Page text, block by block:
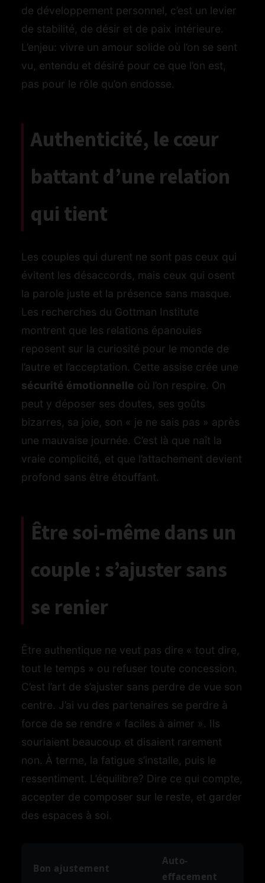
de développement personnel, c’est un levier
de stabilité, de désir et de paix intérieure.
L’enjeu: vivre un amour solide où l’on se sent
vu, entendu et désiré pour ce que l’on est,
pas pour le rôle qu’on endosse.
Authenticité, le cœur
battant d’une relation
qui tient
Les couples qui durent ne sont pas ceux qui
évitent les désaccords, mais ceux qui osent
la parole juste et la présence sans masque.
Les recherches du Gottman Institute
montrent que les relations épanouies
reposent sur la curiosité pour le monde de
l’autre et l’acceptation. Cette assise crée une
sécurité émotionnelle où l’on respire. On
peut y déposer ses doutes, ses goûts
bizarres, sa joie, son « je ne sais pas » après
une mauvaise journée. C’est là que naît la
vraie complicité, et que l’attachement devient
profond sans être étouffant.
Être soi-même dans un
couple : s’ajuster sans
se renier
Être authentique ne veut pas dire « tout dire,
tout le temps » ou refuser toute concession.
C’est l’art de s’ajuster sans perdre de vue son
centre. J’ai vu des partenaires se perdre à
force de se rendre « faciles à aimer ». Ils
souriaient beaucoup et disaient rarement
non. À terme, la fatigue s’installe, puis le
ressentiment. L’équilibre? Dire ce qui compte,
accepter de composer sur le reste, et garder
des espaces à soi.
Bon ajustement
Auto-
effacement